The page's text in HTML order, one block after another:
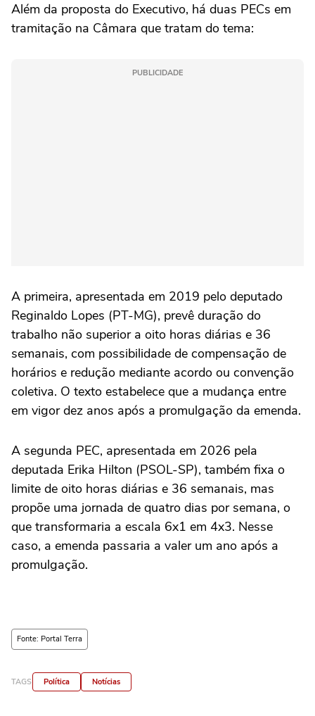
Além da proposta do Executivo, há duas PECs em
tramitação na Câmara que tratam do tema:
PUBLICIDADE
A primeira, apresentada em 2019 pelo deputado
Reginaldo Lopes (PT-MG), prevê duração do
trabalho não superior a oito horas diárias e 36
semanais, com possibilidade de compensação de
horários e redução mediante acordo ou convenção
coletiva. O texto estabelece que a mudança entre
em vigor dez anos após a promulgação da emenda.
A segunda PEC, apresentada em 2026 pela
deputada Erika Hilton (PSOL-SP), também fixa o
limite de oito horas diárias e 36 semanais, mas
propõe uma jornada de quatro dias por semana, o
que transformaria a escala 6x1 em 4x3. Nesse
caso, a emenda passaria a valer um ano após a
promulgação.
Fonte: Portal Terra
TAGS Política Notícias